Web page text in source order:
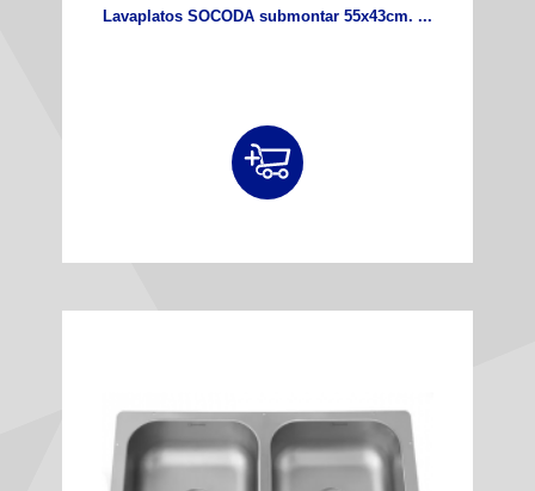
Lavaplatos SOCODA submontar 55x43cm. ...